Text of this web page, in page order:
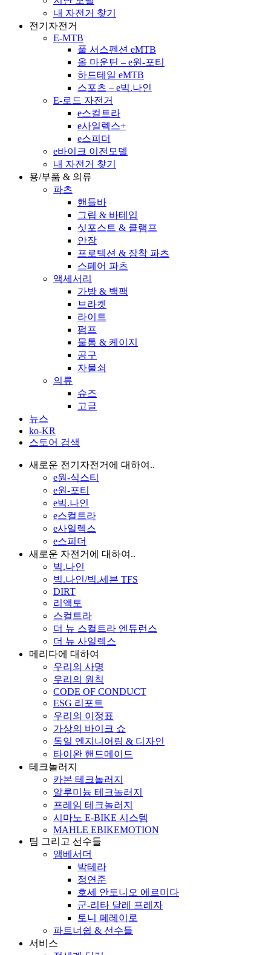
내 자전거 찾기
전기자전거
E-MTB
풀 서스펜션 eMTB
올 마운틴 – e원-포티
하드테일 eMTB
스포츠 – e빅.나인
E-로드 자전거
e스컬트라
e사일렉스+
e스피더
e바이크 이전모델
내 자전거 찾기
용/부품 & 의류
파츠
핸들바
그립 & 바테입
싯포스트 & 클램프
안장
프로텍션 & 장착 파츠
스페어 파츠
액세서리
가방 & 백팩
브라켓
라이트
펌프
물통 & 케이지
공구
자물쇠
의류
슈즈
고글
뉴스
ko-KR
스토어 검색
새로운 전기자전거에 대하여..
e원-식스티
e원-포티
e빅.나인
e스컬트라
e사일렉스
e스피더
새로운 자전거에 대하여..
빅.나인
빅.나인/빅.세븐 TFS
DIRT
리액토
스컬트라
더 뉴 스컬트라 엔듀런스
더 뉴 사일렉스
메리다에 대하여
우리의 사명
우리의 원칙
CODE OF CONDUCT
ESG 리포트
우리의 이정표
가상의 바이크 쇼
독일 엔지니어링 & 디자인
타이완 핸드메이드
테크놀러지
카본 테크놀러지
알루미늄 테크놀러지
프레임 테크놀러지
시마노 E-BIKE 시스템
MAHLE EBIKEMOTION
팀 그리고 선수들
앰베서더
박테라
정연준
호세 안토니오 에르미다
군-리타 달레 프레자
토니 페레이로
파트너쉽 & 선수들
서비스